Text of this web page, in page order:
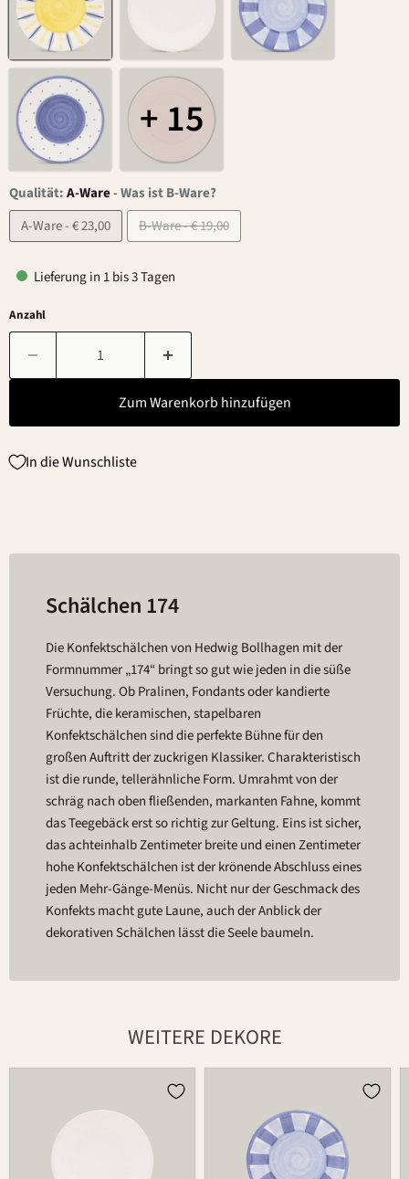
+ 15
Qualität:A-Ware-Was ist B-Ware?
A-Ware - € 23,00
B-Ware - € 19,00
Lieferung in 1 bis 3 Tagen
Anzahl
Zum Warenkorb hinzufügen
In die Wunschliste
Schälchen 174
Die Konfektschälchen von Hedwig Bollhagen mit der
Formnummer „174“ bringt so gut wie jeden in die süße
Versuchung. Ob Pralinen, Fondants oder kandierte
Früchte, die keramischen, stapelbaren
Konfektschälchen sind die perfekte Bühne für den
großen Auftritt der zuckrigen Klassiker. Charakteristisch
ist die runde, tellerähnliche Form. Umrahmt von der
schräg nach oben fließenden, markanten Fahne, kommt
das Teegebäck erst so richtig zur Geltung. Eins ist sicher,
das achteinhalb Zentimeter breite und einen Zentimeter
hohe Konfektschälchen ist der krönende Abschluss eines
jeden Mehr-Gänge-Menüs. Nicht nur der Geschmack des
Konfekts macht gute Laune, auch der Anblick der
dekorativen Schälchen lässt die Seele baumeln.
WEITERE DEKORE